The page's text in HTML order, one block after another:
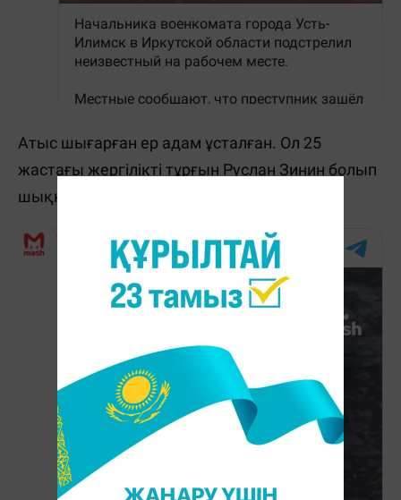
Атыс шығарған ер адам ұсталған. Ол 25
жастағы жергілікті тұрғын Руслан Зинин болып
шыққан.